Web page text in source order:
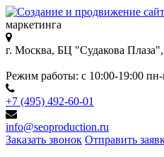
маркетинга
г. Москва, БЦ "Судакова Плаза",
Режим работы: с 10:00-19:00 пн-
+7 (495) 492-60-01
info@seoproduction.ru
Заказать звонок Отправить